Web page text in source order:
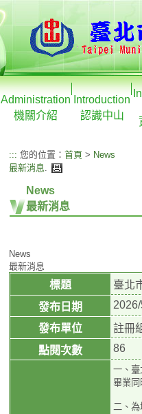
Administration
機關介紹
Introduction
認識中山
::: 您的位置： 首頁 > News
最新消息.
News
最新消息
News
最新消息
標題
臺北
發布日期
發布單位
註冊
點閱次數
86
一、臺
畢業同
二、為